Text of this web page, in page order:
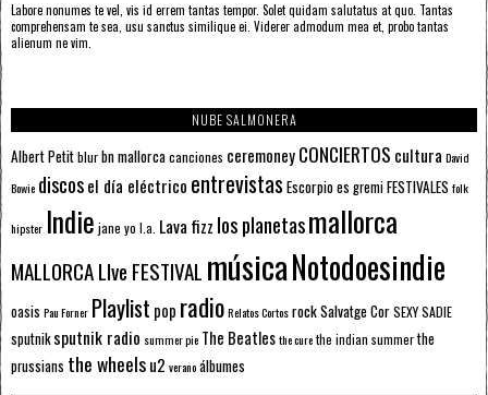
Labore nonumes te vel, vis id errem tantas tempor. Solet quidam salutatus at quo. Tantas
comprehensam te sea, usu sanctus similique ei. Viderer admodum mea et, probo tantas
alienum ne vim.
NUBE SALMONERA
Albert Petitblurbn mallorcacanciones ceremoneyCONCIERTOS cultura David
Bowie discosel día eléctrico entrevistas Escorpioes gremiFESTIVALES folk
hipster Indie jane yo l.a. Lava fizz los planetasmallorca
MALLORCA LIve FESTIVAL músicaNotodoesindie
oasis Pau Forner Playlist pop radioRelatos CortosrockSalvatge CorSEXY SADIE
sputnik sputnik radio summer pie The Beatlesthe curethe indian summerthe
prussians the wheelsu2 veranoálbumes